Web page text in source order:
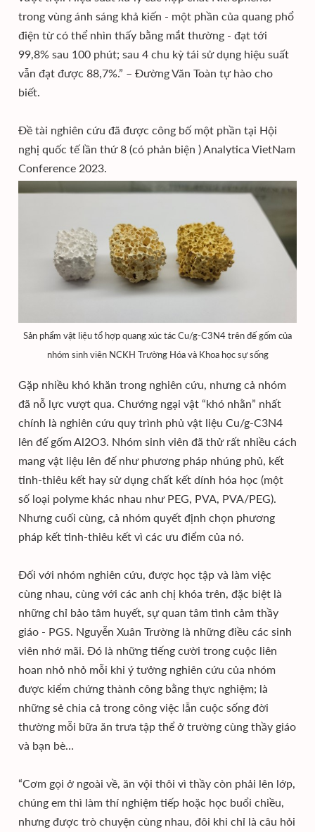
trong vùng ánh sáng khả kiến - một phần của quang phổ
điện từ có thể nhìn thấy bằng mắt thường - đạt tới
99,8% sau 100 phút; sau 4 chu kỳ tái sử dụng hiệu suất
vẫn đạt được 88,7%.” – Đường Văn Toàn tự hào cho
biết.
Đề tài nghiên cứu đã được công bố một phần tại Hội
nghị quốc tế lần thứ 8 (có phản biện ) Analytica VietNam
Conference 2023.
Sản phẩm vật liệu tổ hợp quang xúc tác Cu/g-C3N4 trên đế gốm của
nhóm sinh viên NCKH Trường Hóa và Khoa học sự sống
Gặp nhiều khó khăn trong nghiên cứu, nhưng cả nhóm
đã nỗ lực vượt qua. Chướng ngại vật “khó nhằn” nhất
chính là nghiên cứu quy trình phủ vật liệu Cu/g-C3N4
lên đế gốm Al2O3. Nhóm sinh viên đã thử rất nhiều cách
mang vật liệu lên đế như phương pháp nhúng phủ, kết
tinh-thiêu kết hay sử dụng chất kết dính hóa học (một
số loại polyme khác nhau như PEG, PVA, PVA/PEG).
Nhưng cuối cùng, cả nhóm quyết định chọn phương
pháp kết tinh-thiêu kết vì các ưu điểm của nó.
Đối với nhóm nghiên cứu, được học tập và làm việc
cùng nhau, cùng với các anh chị khóa trên, đặc biệt là
những chỉ bảo tâm huyết, sự quan tâm tình cảm thầy
giáo - PGS. Nguyễn Xuân Trường là những điều các sinh
viên nhớ mãi. Đó là những tiếng cười trong cuộc liên
hoan nhỏ nhỏ mỗi khi ý tưởng nghiên cứu của nhóm
được kiểm chứng thành công bằng thực nghiệm; là
những sẻ chia cả trong công việc lẫn cuộc sống đời
thường mỗi bữa ăn trưa tập thể ở trường cùng thầy giáo
và bạn bè…
“Cơm gọi ở ngoài về, ăn vội thôi vì thầy còn phải lên lớp,
chúng em thì làm thí nghiệm tiếp hoặc học buổi chiều,
nhưng được trò chuyện cùng nhau, đôi khi chỉ là câu hỏi